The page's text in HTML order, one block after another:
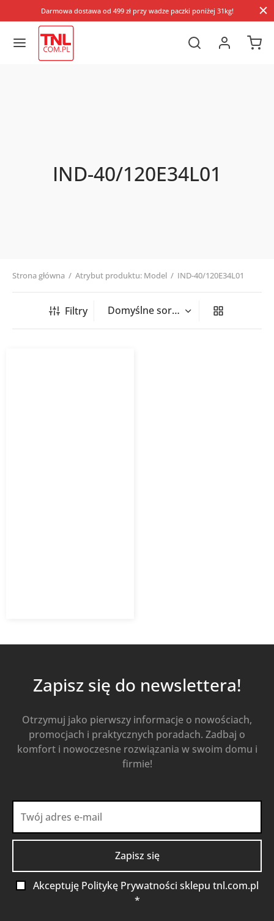
Darmowa dostawa od 499 zł przy wadze paczki poniżej 31kg!
IND-40/120E34L01
Strona główna / Atrybut produktu: Model / IND-40/120E34L01
Filtry
Zapisz się do newslettera!
Otrzymuj jako pierwszy informacje o nowościach,
promocjach i praktycznych poradach. Zadbaj o
komfort i nowoczesne rozwiązania w swoim domu i
firmie!
Akceptuję Politykę Prywatności sklepu tnl.com.pl
*